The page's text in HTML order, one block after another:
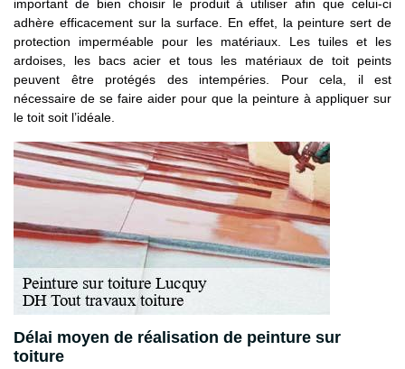
important de bien choisir le produit à utiliser afin que celui-ci
adhère efficacement sur la surface. En effet, la peinture sert de
protection imperméable pour les matériaux. Les tuiles et les
ardoises, les bacs acier et tous les matériaux de toit peints
peuvent être protégés des intempéries. Pour cela, il est
nécessaire de se faire aider pour que la peinture à appliquer sur
le toit soit l’idéale.
Délai moyen de réalisation de peinture sur
toiture